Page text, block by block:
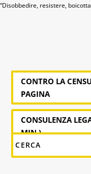
“Disobbedire, resistere,
CONTRO LA
PAGINA
CONSULENZA
MIN.)